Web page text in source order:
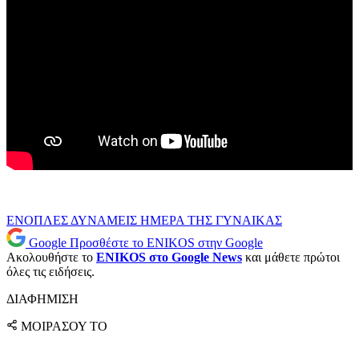
ΕΝΟΠΛΕΣ ΔΥΝΑΜΕΙΣ ΗΜΕΡΑ ΤΗΣ ΓΥΝΑΙΚΑΣ
Google Προσθέστε το ENIKOS στην Google
Ακολουθήστε το ENIKOS στο Google News και μάθετε πρώτοι
όλες τις ειδήσεις.
ΔΙΑΦΗΜΙΣΗ
ΜΟΙΡΑΣΟΥ ΤΟ